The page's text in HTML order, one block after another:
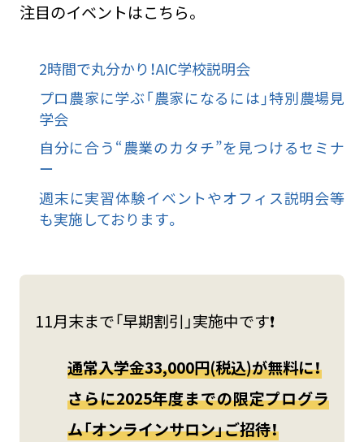
注目のイベントはこちら。
2時間で丸分かり！AIC学校説明会
プロ農家に学ぶ「農家になるには」特別農場見
学会
自分に合う“農業のカタチ”を見つけるセミナ
ー
週末に実習体験イベントやオフィス説明会等
も実施しております。
11月末まで「早期割引」実施中です❗️
通常入学金33,000円(税込)が無料に！
さらに2025年度までの限定プログラ
ム「オンラインサロン」ご招待！